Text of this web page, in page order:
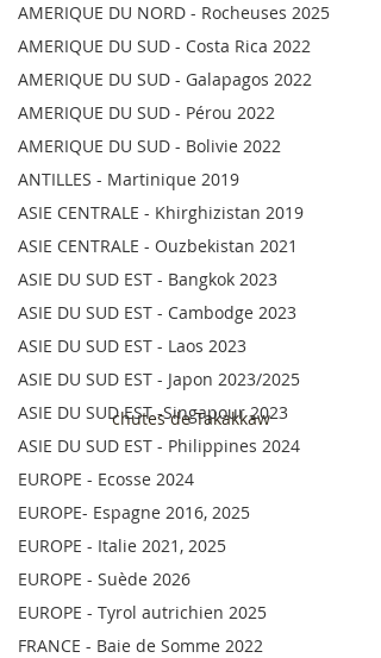
AMERIQUE DU NORD - Rocheuses 2025
AMERIQUE DU SUD - Costa Rica 2022
AMERIQUE DU SUD - Galapagos 2022
AMERIQUE DU SUD - Pérou 2022
AMERIQUE DU SUD - Bolivie 2022
ANTILLES - Martinique 2019
ASIE CENTRALE - Khirghizistan 2019
ASIE CENTRALE - Ouzbekistan 2021
ASIE DU SUD EST - Bangkok 2023
ASIE DU SUD EST - Cambodge 2023
ASIE DU SUD EST - Laos 2023
ASIE DU SUD EST - Japon 2023/2025
ASIE DU SUD EST -Singapour 2023
ASIE DU SUD EST - Philippines 2024
EUROPE - Ecosse 2024
EUROPE- Espagne 2016, 2025
EUROPE - Italie 2021, 2025
EUROPE - Suède 2026
EUROPE - Tyrol autrichien 2025
FRANCE - Baie de Somme 2022
chutes de Takakkaw